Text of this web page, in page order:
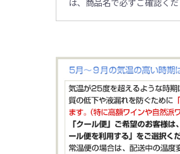
は、商品名で必ずご確認くだ